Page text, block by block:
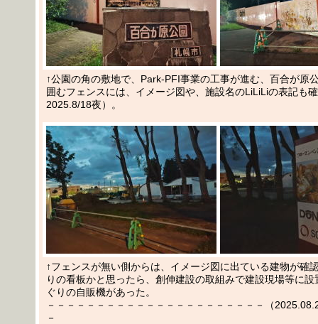
↑公園の角の敷地で、Park-PFI事業の工事が進む、百合が原
囲むフェンスには、イメージ図や、施設名のLiLiLiの表記も
2025.8/18夜）。
↑フェンスが無い側からは、イメージ図に出ている建物が確
りの看板かと思ったら、創伸建設の取組みで建設現場等に
ぐりの自販機があった。
－－－－－－－－－－－－－－－－－－－－－－（
－